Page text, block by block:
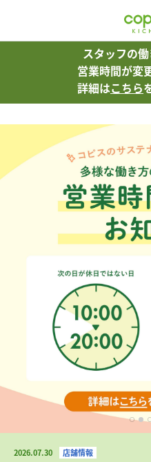
スタッフの
営業時間が変
詳細はこちら
スタッフの
営業時間が変
詳細はこちら
2026.07.30